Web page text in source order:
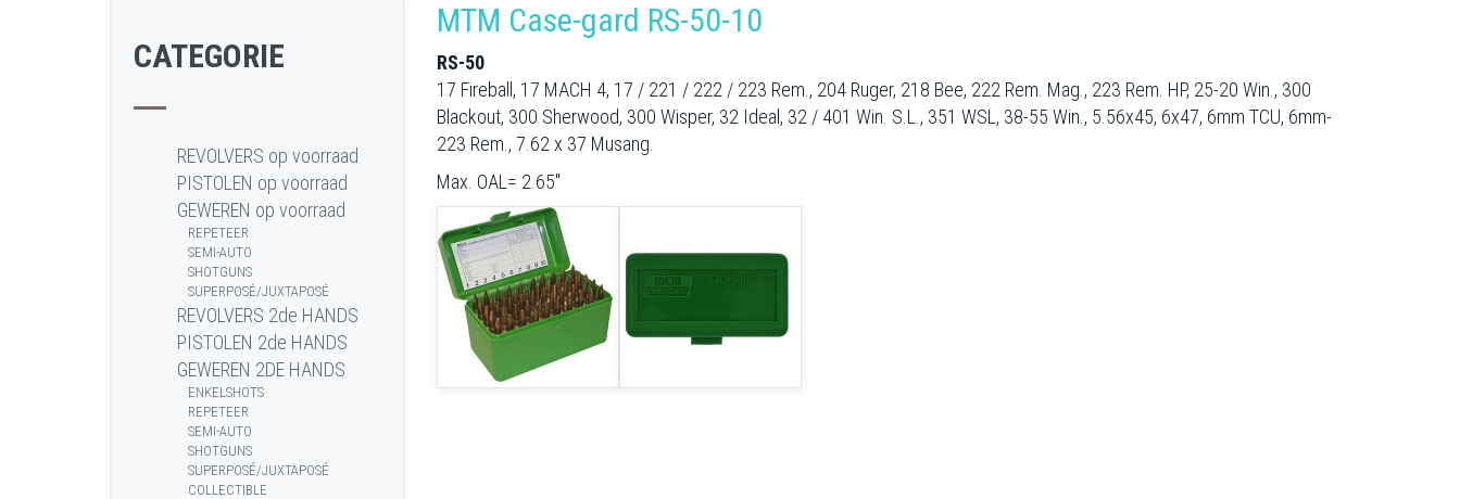
CATEGORIE
REVOLVERS op voorraad
PISTOLEN op voorraad
GEWEREN op voorraad
REPETEER
SEMI-AUTO
SHOTGUNS
SUPERPOSÉ/JUXTAPOSÉ
REVOLVERS 2de HANDS
PISTOLEN 2de HANDS
GEWEREN 2DE HANDS
ENKELSHOTS
REPETEER
SEMI-AUTO
SHOTGUNS
SUPERPOSÉ/JUXTAPOSÉ
COLLECTIBLE
MTM Case-gard RS-50-10
RS-50
17 Fireball, 17 MACH 4, 17 / 221 / 222 / 223 Rem., 204 Ruger, 218 Bee, 222 Rem. Mag., 223 Rem. HP, 25-20 Win., 300
Blackout, 300 Sherwood, 300 Wisper, 32 Ideal, 32 / 401 Win. S.L., 351 WSL, 38-55 Win., 5.56x45, 6x47, 6mm TCU, 6mm-
223 Rem., 7.62 x 37 Musang.
Max. OAL= 2.65"